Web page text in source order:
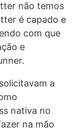
não temos
é capado e
com que
e
a
nativa no
na mão